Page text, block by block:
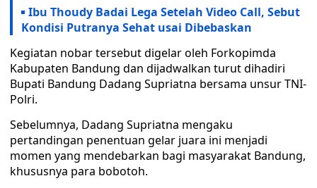
Ibu Thoudy Badai Lega Setelah Video Call, Sebut
Kondisi Putranya Sehat usai Dibebaskan
Kegiatan nobar tersebut digelar oleh Forkopimda
Kabupaten Bandung dan dijadwalkan turut dihadiri
Bupati Bandung Dadang Supriatna bersama unsur TNI-
Polri.
Sebelumnya, Dadang Supriatna mengaku
pertandingan penentuan gelar juara ini menjadi
momen yang mendebarkan bagi masyarakat Bandung,
khususnya para bobotoh.